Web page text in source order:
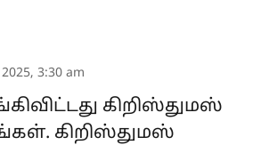
3:30 am
கிறிஸ்துமஸ்
கிறிஸ்துமஸ்